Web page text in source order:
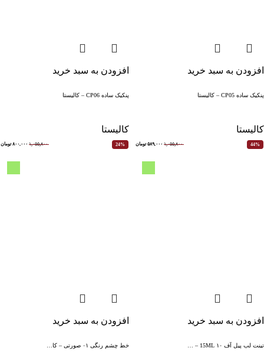
افزودن به سبد خرید
پنکیک ساده CP05 – کالیستا
کالیستا
44% ۱,۰۵۵,۸۰۰ ۵۸۹,۰۰۰ تومان
افزودن به سبد خرید
پنکیک ساده CP06 – کالیستا
کالیستا
24% ۱,۰۵۵,۸۰۰ ۸۰۰,۰۰۰ تومان
افزودن به سبد خرید
تینت لب پیل آف ۱۰ 15ML – …
افزودن به سبد خرید
خط چشم رنگی ۰۱ صورتی – کا…